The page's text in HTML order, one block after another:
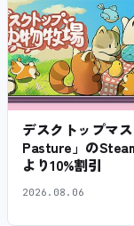
デスクトップマ
Pasture」の
より10%割引
2026.08.06